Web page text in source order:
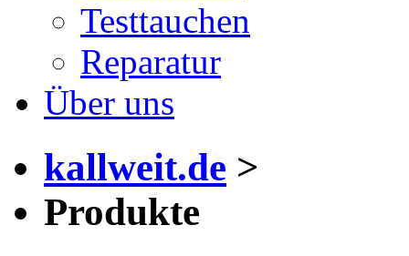
Testtauchen
Reparatur
Über uns
kallweit.de >
Produkte